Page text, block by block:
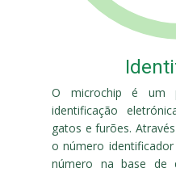
O microchip é um
identificação
gatos e furões.
o número
número na base de